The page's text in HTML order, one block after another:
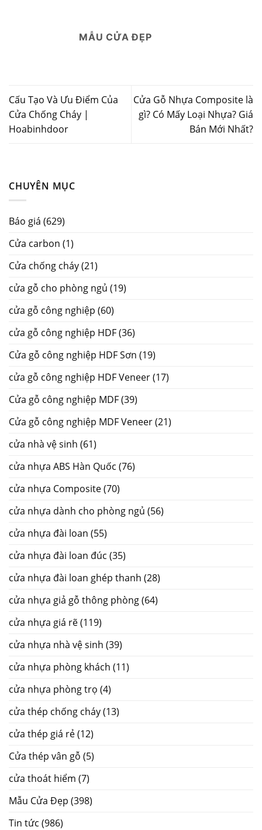
CHUYÊN MỤC
Báo giá (629)
Cửa carbon (1)
Cửa chống cháy(21)
cửa gỗ cho phòng ngủ (19)
cửa gỗ công nghiệp (60)
cửa gỗ công nghiệp HDF(36)
Cửa gỗ công nghiệp HDF Sơn (19)
cửa gỗ công nghiệp HDF Veneer(17)
Cửa gỗ công nghiệp MDF(39)
Cửa gỗ công nghiệp MDF Veneer(21)
cửa nhà vệ sinh (61)
cửa nhựa ABS Hàn Quốc (76)
cửa nhựa Composite(70)
cửa nhựa dành cho phòng ngủ (56)
cửa nhựa đài loan (55)
cửa nhựa đài loan đúc (35)
cửa nhựa đài loan ghép thanh (28)
cửa nhựa giả gỗ thông phòng(64)
cửa nhựa giá rẽ(119)
cửa nhựa nhà vệ sinh (39)
cửa nhựa phòng khách (11)
cửa nhựa phòng trọ (4)
cửa thép chống cháy(13)
cửa thép giá rẻ(12)
Cửa thép vân gỗ (5)
cửa thoát hiểm (7)
Mẫu Cửa Đẹp (398)
Tin tức (986)
MẪU CỬA ĐẸP
Cấu Tạo Và Ưu Điểm Của
Cửa Chống Cháy |
Hoabinhdoor
Cửa Gỗ Nhựa Composite là
gì? Có Mấy Loại Nhựa? Giá
Bán Mới Nhất?